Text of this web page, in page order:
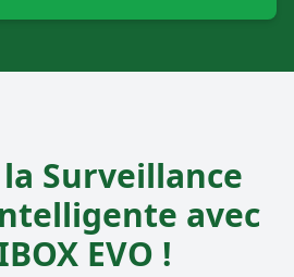
la Surveillance
avec
EVO !